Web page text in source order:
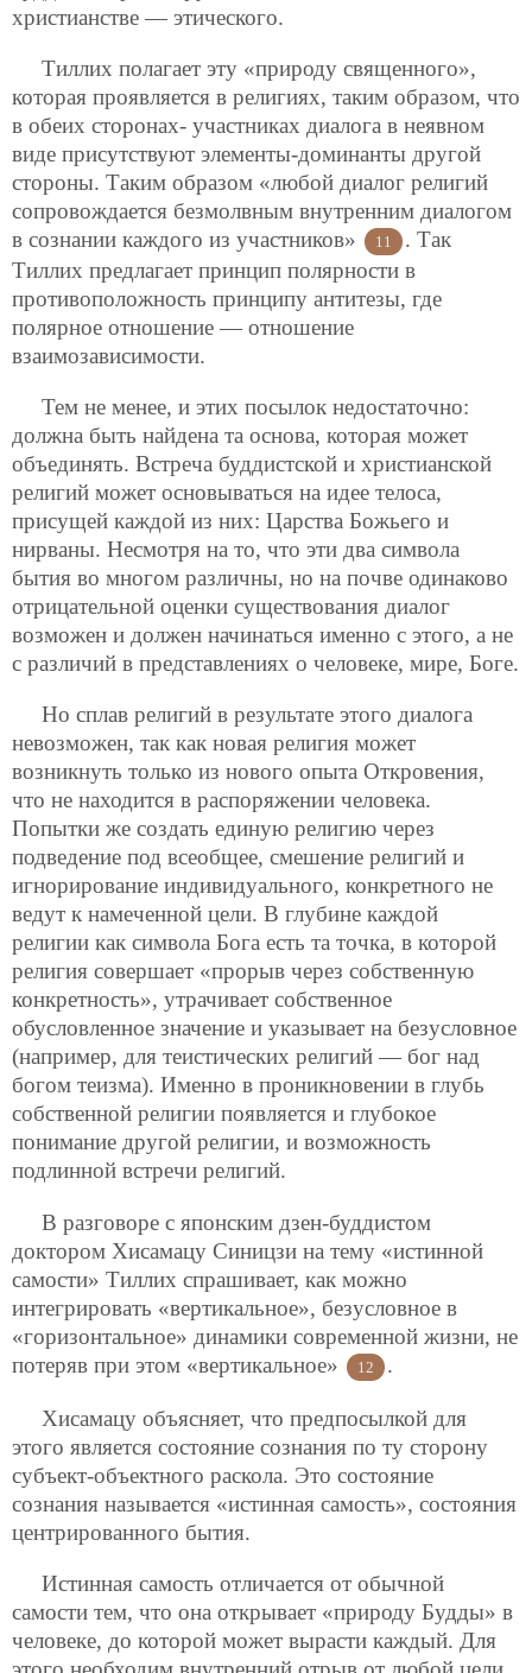
христианстве — этического.
Тиллих полагает эту «природу священного»,
которая проявляется в религиях, таким образом, что
в обеих сторонах- участниках диалога в неявном
виде присутствуют элементы-доминанты другой
стороны. Таким образом «любой диалог религий
сопровождается безмолвным внутренним диалогом
в сознании каждого из участников»
11
. Так
Тиллих предлагает принцип полярности в
противоположность принципу антитезы, где
полярное отношение — отношение
взаимозависимости.
Тем не менее, и этих посылок недостаточно:
должна быть найдена та основа, которая может
объединять. Встреча буддистской и христианской
религий может основываться на идее телоса,
присущей каждой из них: Царства Божьего и
нирваны. Несмотря на то, что эти два символа
бытия во многом различны, но на почве одинаково
отрицательной оценки существования диалог
возможен и должен начинаться именно с этого, а не
с различий в представлениях о человеке, мире, Боге.
Но сплав религий в результате этого диалога
невозможен, так как новая религия может
возникнуть только из нового опыта Откровения,
что не находится в распоряжении человека.
Попытки же создать единую религию через
подведение под всеобщее, смешение религий и
игнорирование индивидуального, конкретного не
ведут к намеченной цели. В глубине каждой
религии как символа Бога есть та точка, в которой
религия совершает «прорыв через собственную
конкретность», утрачивает собственное
обусловленное значение и указывает на безусловное
(например, для теистических религий — бог над
богом теизма). Именно в проникновении в глубь
собственной религии появляется и глубокое
понимание другой религии, и возможность
подлинной встречи религий.
В разговоре с японским дзен-буддистом
доктором Хисамацу Синицзи на тему «истинной
самости» Тиллих спрашивает, как можно
интегрировать «вертикальное», безусловное в
«горизонтальное» динамики современной жизни, не
потеряв при этом «вертикальное»
12 .
Хисамацу объясняет, что предпосылкой для
этого является состояние сознания по ту сторону
субъект-объектного раскола. Это состояние
сознания называется «истинная самость», состояния
центрированного бытия.
Истинная самость отличается от обычной
самости тем, что она открывает «природу Будды» в
человеке, до которой может вырасти каждый. Для